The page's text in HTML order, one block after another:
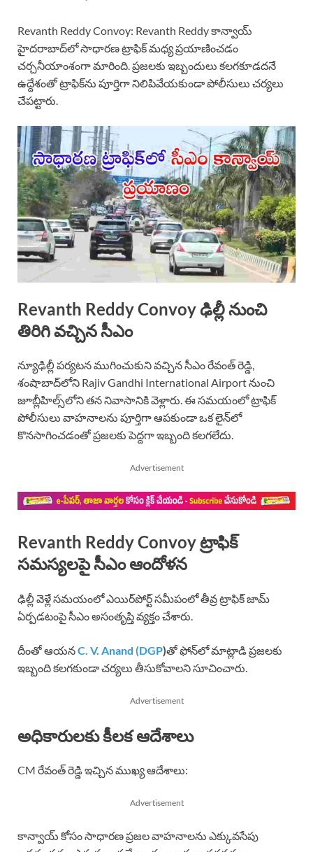
Revanth Reddy Convoy: Revanth Reddy కాన్వాయ్
హైదరాబాద్‌లో సాధారణ ట్రాఫిక్ మధ్య ప్రయాణించడం
చర్చనీయాంశంగా మారింది. ప్రజలకు ఇబ్బందులు కలగకూడదనే
ఉద్దేశంతో ట్రాఫిక్‌ను పూర్తిగా నిలిపివేయకుండా పోలీసులు చర్యలు
చేపట్టారు.
Revanth Reddy Convoy ఢిల్లీ నుంచి
తిరిగి వచ్చిన సీఎం
న్యూఢిల్లీ పర్యటన ముగించుకుని వచ్చిన సీఎం రేవంత్ రెడ్డి,
శంషాబాద్‌లోని Rajiv Gandhi International Airport నుంచి
జూబ్లీహిల్స్‌లోని తన నివాసానికి వెళ్లారు. ఈ సమయంలో ట్రాఫిక్
పోలీసులు వాహనాలను పూర్తిగా ఆపకుండా ఒక లైన్‌లో
కొనసాగించడంతో ప్రజలకు పెద్దగా ఇబ్బంది కలగలేదు.
Advertisement
Revanth Reddy Convoy ట్రాఫిక్
సమస్యలపై సీఎం ఆందోళన
ఢిల్లీ వెళ్లే సమయంలో ఎయిర్‌పోర్ట్ సమీపంలో తీవ్ర ట్రాఫిక్ జామ్
ఏర్పడటంపై సీఎం అసంతృప్తి వ్యక్తం చేశారు.
దీంతో ఆయనC. V. Anand (DGP)తో ఫోన్‌లో మాట్లాడి ప్రజలకు
ఇబ్బంది కలగకుండా చర్యలు తీసుకోవాలని సూచించారు.
Advertisement
అధికారులకు కీలక ఆదేశాలు
CM రేవంత్ రెడ్డి ఇచ్చిన ముఖ్య ఆదేశాలు:
Advertisement
కాన్వాయ్ కోసం సాధారణ ప్రజల వాహనాలను ఎక్కువసేపు